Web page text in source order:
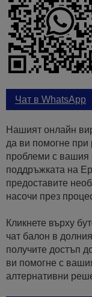
Чат в WhatsApp
Нашият онлайн
да ви помогне
проблеми с вашия
поддръжката на
предоставите
насочи през
Кликнете върху
чат балон в
получите достъп
ви помогне с
алтернативни